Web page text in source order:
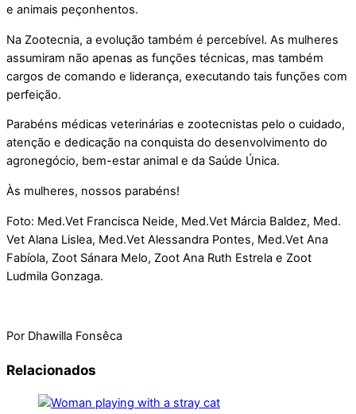
e animais peçonhentos.
Na Zootecnia, a evolução também é percebível. As mulheres
assumiram não apenas as funções técnicas, mas também
cargos de comando e liderança, executando tais funções com
perfeição.
Parabéns médicas veterinárias e zootecnistas pelo o cuidado,
atenção e dedicação na conquista do desenvolvimento do
agronegócio, bem-estar animal e da Saúde Única.
Às mulheres, nossos parabéns!
Foto: Med.Vet Francisca Neide, Med.Vet Márcia Baldez, Med.
Vet Alana Lislea, Med.Vet Alessandra Pontes, Med.Vet Ana
Fabíola, Zoot Sánara Melo, Zoot Ana Ruth Estrela e Zoot
Ludmila Gonzaga.
Por Dhawilla Fonsêca
Relacionados